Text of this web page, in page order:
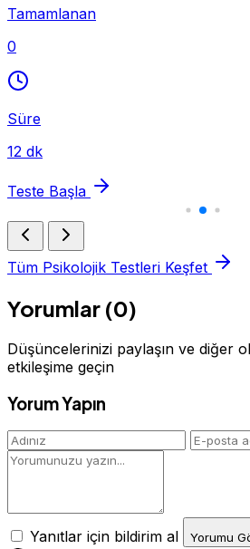
Tamamlanan
0
Süre
12 dk
Teste Başla
Tüm Psikolojik Testleri Keşfet
Yorumlar (0)
Düşüncelerinizi paylaşın ve diğer
etkileşime geçin
Yorum Yapın
Yanıtlar için bildirim al Yorumu